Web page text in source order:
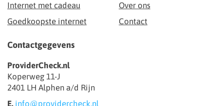
Contactgegevens
ProviderCheck.nl
Koperweg 11-J
2401 LH Alphen a/d Rijn
E. info@providercheck.nl
Internet met cadeau
Goedkoopste internet
Over ons
Contact